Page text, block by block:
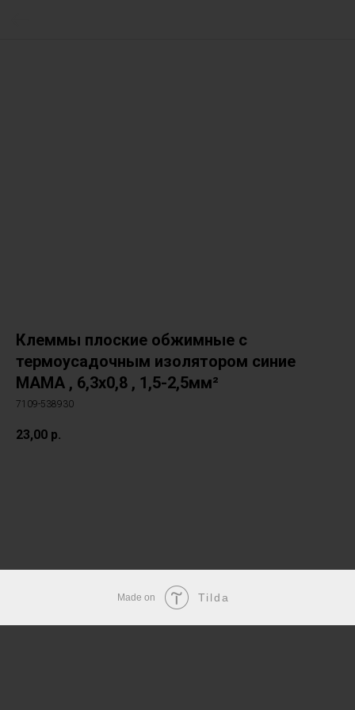
Клеммы плоские обжимные с
термоусадочным изолятором синие
МАМА , 6,3x0,8 , 1,5-2,5мм²
7109-538930
23,00 р.
Made on Tilda